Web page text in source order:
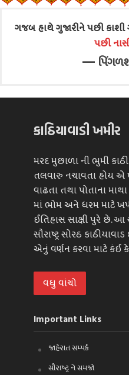
ગજબ હાથે ગુજારીને પછી
પછી
—
કાઠિયાવાડી ખમીર
મરદ મુછાળા ની ભુમી
તલવારુ નચાવતા હોય એ
વાઢતા તથા પોતાના
માં ભોમ અને ધરમ માટે
ઈતિહાસ સાક્ષી પુરે છે.
સૌરાષ્ટ્ર સોરઠ
એનું વર્ણન કરવા માટે કંઈ
વધુ વાંચો
Important Links
જાહેરાત સમ્પર્ક
સૌરાષ્ટ્ર ને સમજો